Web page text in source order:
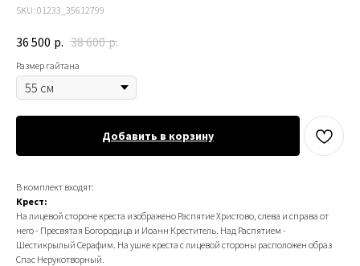
SKU: 01233_35612799
36 500 р. 38 600 р.
Размер гайтана
Добавить в корзину
В комплект входят:
Крест:
На лицевой стороне креста изображено Распятие Христово, слева и справа от
него - Пресвятая Богородица и Иоанн Креститель. Над Распятием -
Шестикрылый Серафим. На ушке креста с лицевой стороны расположен образ
Спас Нерукотворный.